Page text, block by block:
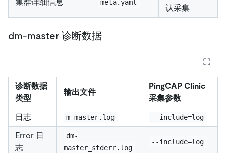
meta.yaml
认采集
dm-master 诊断数据
诊断数据
类型
输出文件
PingCAP Clinic
采集参数
日志
m-master.log --include=log
Error 日
志
dm-
master_stderr.log
--include=log